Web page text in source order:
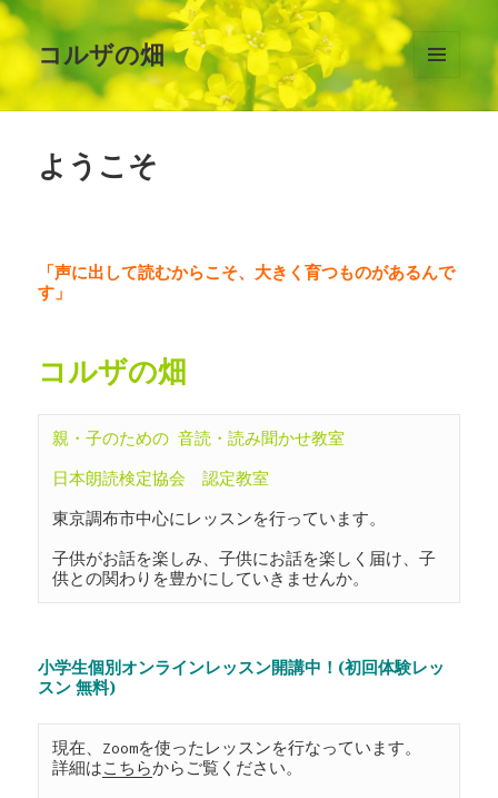
コルザの畑
メニュ
ーとウ
ようこそ
「声に出して読むからこそ、大きく育つものがあるんで
す」
コルザの畑
親・子のための 音読・読み聞かせ教室
日本朗読検定協会　認定教室
東京調布市中心にレッスンを行っています。
子供がお話を楽しみ、子供にお話を楽しく届け、子
供との関わりを豊かにしていきませんか。
小学生個別オンラインレッスン開講中！(初回体験レッ
スン 無料)
現在、Zoomを使ったレッスンを行なっています。
詳細はこちらからご覧ください。